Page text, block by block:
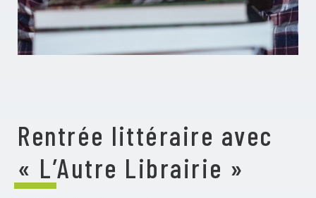
Rentrée littéraire avec
« L’Autre Librairie »